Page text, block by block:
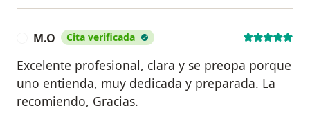
M.O Cita verificada
Excelente profesional, clara y se preopa porque
uno entienda, muy dedicada y preparada. La
recomiendo, Gracias.